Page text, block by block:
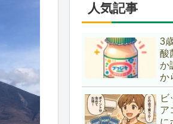
人気記事
3
酸
か
か
パ
ビ
ア
に